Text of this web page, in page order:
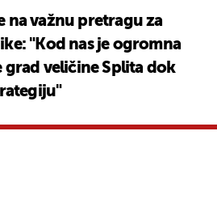
na važnu pretragu za
"Kod nas je ogromna
grad veličine Splita dok